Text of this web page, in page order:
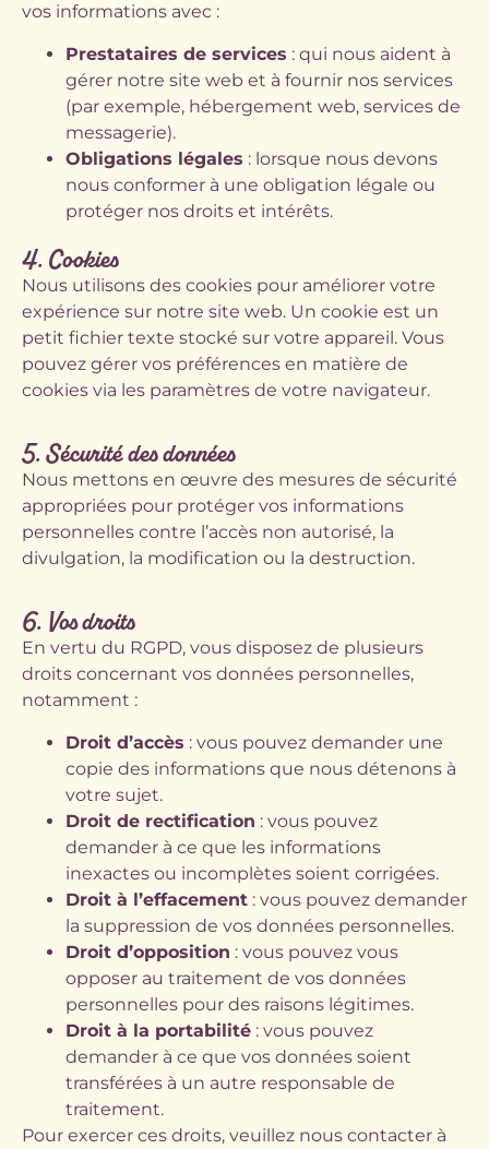
vos informations avec :
Prestataires de services : qui nous aident à
gérer notre site web et à fournir nos services
(par exemple, hébergement web, services de
messagerie).
Obligations légales : lorsque nous devons
nous conformer à une obligation légale ou
protéger nos droits et intérêts.
4. Cookies
Nous utilisons des cookies pour améliorer votre
expérience sur notre site web. Un cookie est un
petit fichier texte stocké sur votre appareil. Vous
pouvez gérer vos préférences en matière de
cookies via les paramètres de votre navigateur.
5. Sécurité des données
Nous mettons en œuvre des mesures de sécurité
appropriées pour protéger vos informations
personnelles contre l’accès non autorisé, la
divulgation, la modification ou la destruction.
6. Vos droits
En vertu du RGPD, vous disposez de plusieurs
droits concernant vos données personnelles,
notamment :
Droit d’accès : vous pouvez demander une
copie des informations que nous détenons à
votre sujet.
Droit de rectification : vous pouvez
demander à ce que les informations
inexactes ou incomplètes soient corrigées.
Droit à l’effacement : vous pouvez demander
la suppression de vos données personnelles.
Droit d’opposition : vous pouvez vous
opposer au traitement de vos données
personnelles pour des raisons légitimes.
Droit à la portabilité : vous pouvez
demander à ce que vos données soient
transférées à un autre responsable de
traitement.
Pour exercer ces droits, veuillez nous contacter à